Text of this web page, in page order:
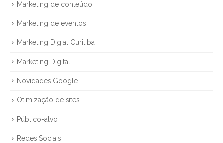
Marketing de conteúdo
Marketing de eventos
Marketing Digial Curitiba
Marketing Digital
Novidades Google
Otimização de sites
Público-alvo
Redes Sociais